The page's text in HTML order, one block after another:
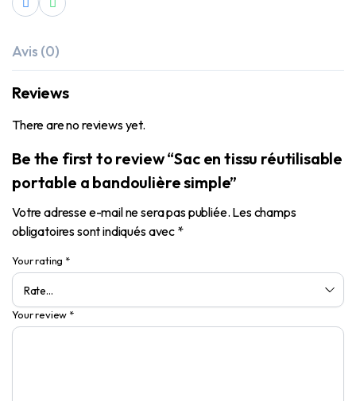
Avis (0)
Reviews
There are no reviews yet.
Be the first to review “Sac en tissu réutilisable
portable a bandoulière simple”
Votre adresse e-mail ne sera pas publiée. Les champs
obligatoires sont indiqués avec *
Your rating *
Your review *